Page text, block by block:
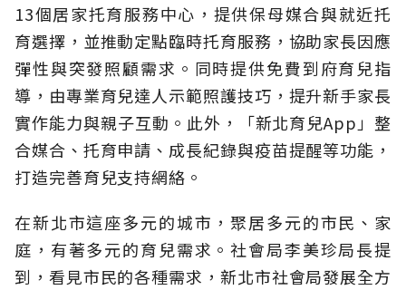
13個居家托育服務中心，提供保母媒合與就近托
育選擇，並推動定點臨時托育服務，協助家長因應
彈性與突發照顧需求。同時提供免費到府育兒指
導，由專業育兒達人示範照護技巧，提升新手家長
實作能力與親子互動。此外，「新北育兒App」整
合媒合、托育申請、成長紀錄與疫苗提醒等功能，
打造完善育兒支持網絡。
在新北市這座多元的城市，聚居多元的市民、家
庭，有著多元的育兒需求。社會局李美珍局長提
到，看見市民的各種需求，新北市社會局發展全方